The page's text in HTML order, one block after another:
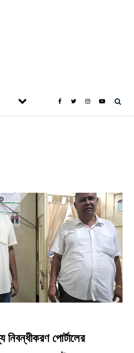
পোর্টালের